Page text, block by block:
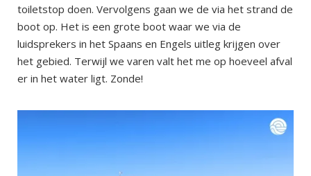
toiletstop doen. Vervolgens gaan we de via het strand de
boot op. Het is een grote boot waar we via de
luidsprekers in het Spaans en Engels uitleg krijgen over
het gebied. Terwijl we varen valt het me op hoeveel afval
er in het water ligt. Zonde!